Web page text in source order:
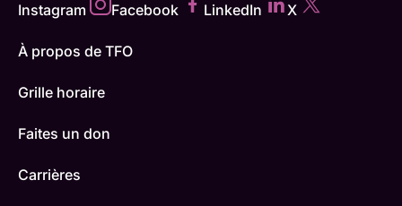
Instagram Facebook LinkedIn X
À propos de TFO
Grille horaire
Faites un don
Carrières